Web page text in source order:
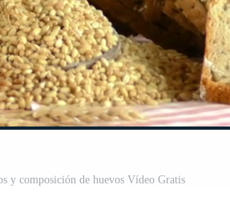
y composición de huevos Vídeo Gratis